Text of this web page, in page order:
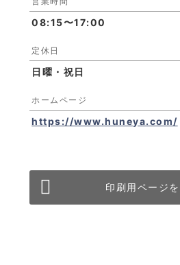
08:15〜17:00
定休日
日曜・祝日
ホームページ
https://www.huneya.com/
印刷用ページ